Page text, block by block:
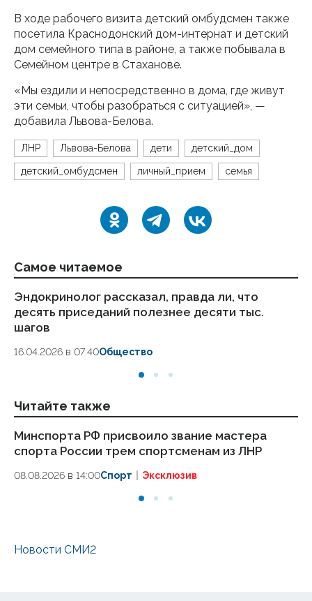
В ходе рабочего визита детский омбудсмен также
посетила Краснодонский дом-интернат и детский
дом семейного типа в районе, а также побывала в
Семейном центре в Стаханове.
«Мы ездили и непосредственно в дома, где живут
эти семьи, чтобы разобраться с ситуацией», —
добавила Львова-Белова.
ЛНР Львова-Белова дети детский_дом
детский_омбудсмен личный_прием семья
Самое читаемое
Эндокринолог рассказал, правда ли, что
десять приседаний полезнее десяти тыс.
шагов
16.04.2026 в 07:40Общество
Читайте также
Минспорта РФ присвоило звание мастера
спорта России трем спортсменам из ЛНР
08.08.2026 в 14:00Спорт Эксклюзив
Новости СМИ2